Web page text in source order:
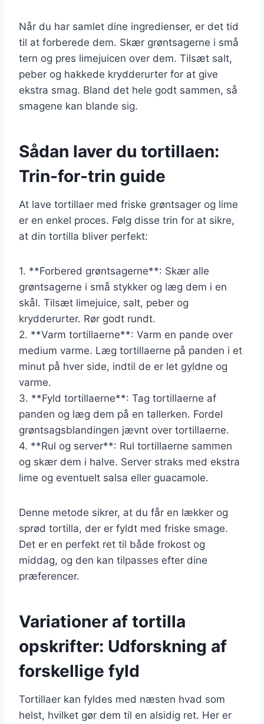
Når du har samlet dine ingredienser, er det tid
til at forberede dem. Skær grøntsagerne i små
tern og pres limejuicen over dem. Tilsæt salt,
peber og hakkede krydderurter for at give
ekstra smag. Bland det hele godt sammen, så
smagene kan blande sig.
Sådan laver du tortillaen:
Trin-for-trin guide
At lave tortillaer med friske grøntsager og lime
er en enkel proces. Følg disse trin for at sikre,
at din tortilla bliver perfekt:
1. **Forbered grøntsagerne**: Skær alle
grøntsagerne i små stykker og læg dem i en
skål. Tilsæt limejuice, salt, peber og
krydderurter. Rør godt rundt.
2. **Varm tortillaerne**: Varm en pande over
medium varme. Læg tortillaerne på panden i et
minut på hver side, indtil de er let gyldne og
varme.
3. **Fyld tortillaerne**: Tag tortillaerne af
panden og læg dem på en tallerken. Fordel
grøntsagsblandingen jævnt over tortillaerne.
4. **Rul og server**: Rul tortillaerne sammen
og skær dem i halve. Server straks med ekstra
lime og eventuelt salsa eller guacamole.
Denne metode sikrer, at du får en lækker og
sprød tortilla, der er fyldt med friske smage.
Det er en perfekt ret til både frokost og
middag, og den kan tilpasses efter dine
præferencer.
Variationer af tortilla
opskrifter: Udforskning af
forskellige fyld
Tortillaer kan fyldes med næsten hvad som
helst, hvilket gør dem til en alsidig ret. Her er